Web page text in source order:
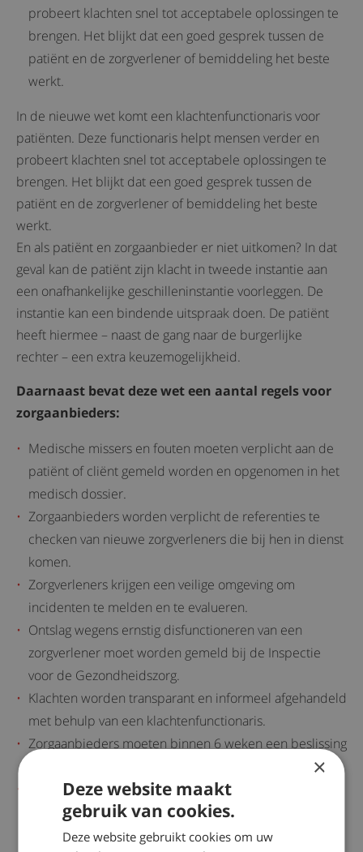
probeert klachten snel tot acceptabele oplossingen te
brengen. Het blijkt dat een goed gesprek tussen de
patiënt en de zorgverlener of bemiddeling het beste
werkt.
In de nieuwe wet komt een klachtenfunctionaris voor
patiënten. Deze functionaris helpt mensen verder en
probeert klachten snel tot acceptabele oplossingen te
brengen. Het blijkt dat een goed gesprek tussen de
patiënt en de zorgverlener of bemiddeling het beste
werkt.
En als patiënt en zorgaanbieder er niet uitkomen? In dat
geval kan de patiënt zijn klacht in tweede instantie aan
een onafhankelijke geschilleninstantie voorleggen. De
instantie kan een bindende uitspraak doen. De patiënt
heeft hiermee – naast de gang naar de burgerlijke
rechter – een extra keuzemogelijkheid.
Daarnaast bevat deze wet een aantal regels voor
zorgaanbieders:
Medische missers en fouten moeten verplicht aan de
patiënt of cliënt gemeld worden en opgenomen in het
medisch dossier.
Zorgaanbieders worden verplicht de referenties te
checken van nieuwe zorgverleners die bij hen in dienst
komen.
Zorgverleners krijgen een veilige omgeving om
incidenten te melden en te evalueren.
Ontslag wegens ernstig disfunctioneren van een
zorgverlener moet worden gemeld bij de Inspectie
voor de Gezondheidszorg.
Klachten worden transparant en informeel afgehandeld
met behulp van een klachtenfunctionaris.
Zorgaanbieders moeten binnen 6 weken een beslissing
Er komt een onafhankelijke geschilleninstantie die
bindende uitspraken doet en schadevergoeding kan
toekennen.
×
Deze website maakt
gebruik van cookies.
Deze website gebruikt cookies om uw